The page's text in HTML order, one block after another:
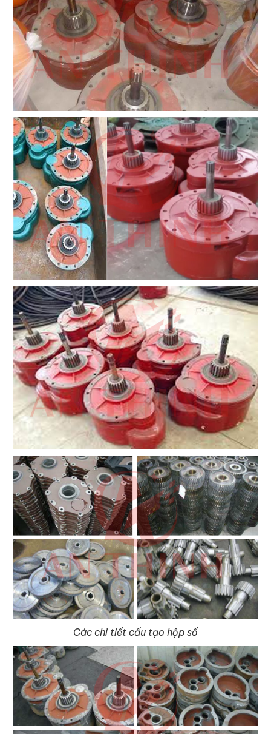
Các chi tiết cấu tạo hộp số